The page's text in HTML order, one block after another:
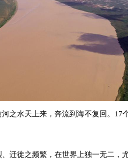
之水天上来，奔流到海不复回。17
迁徙之频繁，在世界上独一无二，